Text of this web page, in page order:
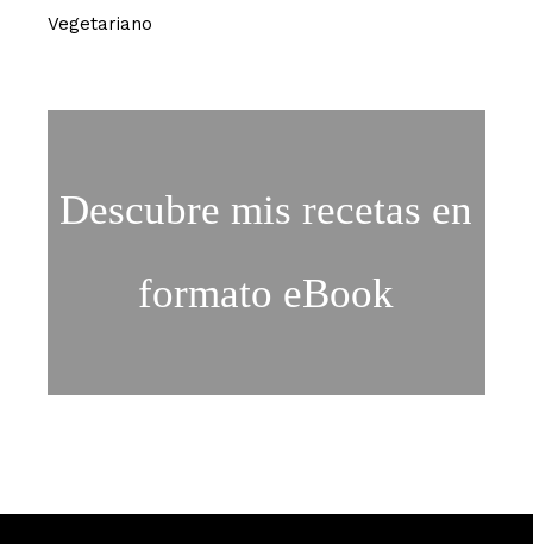
Vegetariano
Descubre mis recetas en
formato eBook